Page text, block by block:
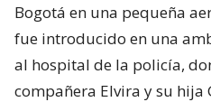
Bogotá en una pequeña
fue introducido en una
al hospital de la policía,
compañera Elvira y su hija